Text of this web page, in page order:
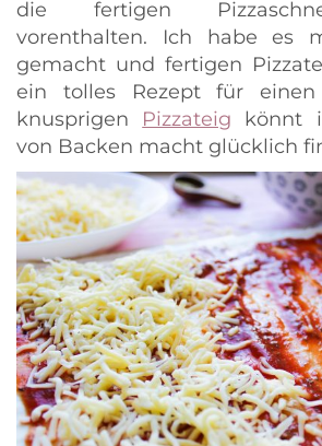
die fertigen
vorenthalten. Ich habe es
gemacht und fertigen
ein tolles Rezept für
knusprigen Pizzateig könnt
von Backen macht glücklich